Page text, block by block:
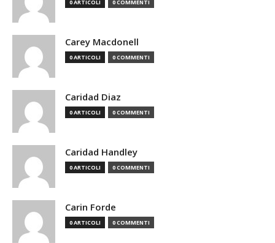
0 ARTICOLI 0 COMMENTI
Carey Macdonell
0 ARTICOLI 0 COMMENTI
Caridad Diaz
0 ARTICOLI 0 COMMENTI
Caridad Handley
0 ARTICOLI 0 COMMENTI
Carin Forde
0 ARTICOLI 0 COMMENTI